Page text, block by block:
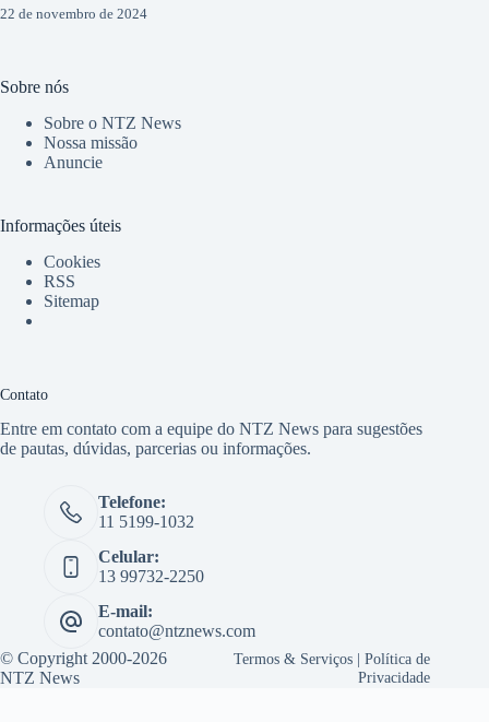
22 de novembro de 2024
Sobre nós
Sobre o NTZ News
Nossa missão
Anuncie
Informações úteis
Cookies
RSS
Sitemap
Contato
Entre em contato com a equipe do NTZ News para sugestões
de pautas, dúvidas, parcerias ou informações.
Telefone:
11 5199-1032
Celular:
13 99732-2250
E-mail:
contato@ntznews.com
© Copyright 2000-2026
NTZ News
Termos & Serviços |Política de
Privacidade